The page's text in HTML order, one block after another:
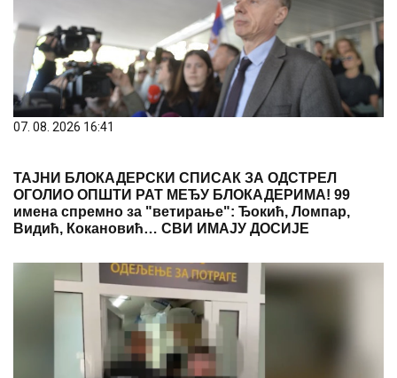
07. 08. 2026 16:41
ТАЈНИ БЛОКАДЕРСКИ СПИСАК ЗА ОДСТРЕЛ
ОГОЛИО ОПШТИ РАТ МЕЂУ БЛОКАДЕРИМА! 99
имена спремно за "ветирање": Ђокић, Ломпар,
Видић, Кокановић… СВИ ИМАЈУ ДОСИЈЕ